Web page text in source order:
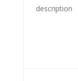
description